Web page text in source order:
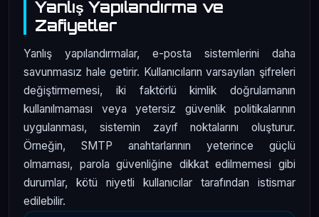
Yanlış Yapılandırma ve
Zafiyetler
Yanlış yapılandırmalar, e-posta sistemlerini daha
savunmasız hale getirir. Kullanıcıların varsayılan şifreleri
değiştirmemesi, iki faktörlü kimlik doğrulamanın
kullanılmaması veya yetersiz güvenlik politikalarının
uygulanması, sistemin zayıf noktalarını oluşturur.
Örneğin, SMTP anahtarlarının yeterince güçlü
olmaması, parola güvenliğine dikkat edilmemesi gibi
durumlar, kötü niyetli kullanıcılar tarafından istismar
edilebilir.